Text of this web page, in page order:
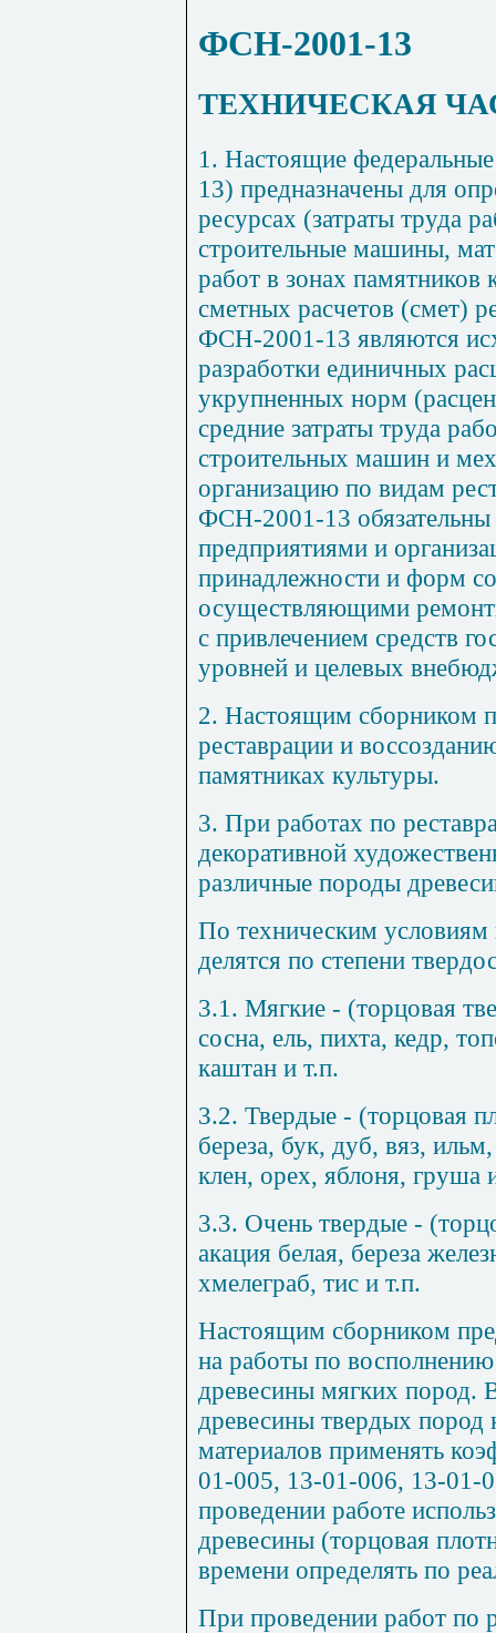
ФСН-2001-13
ТЕХНИЧЕСКАЯ
1. Настоящие
13) предназначены для
ресурсах (затраты труда
строительные машины,
работ в зонах памятников
сметных расчетов (смет)
ФСН-2001-13 являются
разработки единичных
укрупненных норм
средние затраты труда
строительных машин и
организацию по видам
ФСН-2001-13
предприятиями и
принадлежности и форм
осуществляющими ремон
с привлечением средств
уровней и целевых
2. Настоящим сборником
реставрации и
памятниках культуры.
3. При работах по
декоративной
различные породы
По техническим условиям
делятся по степени
3.1. Мягкие - (торцовая
сосна, ель, пихта, кедр,
каштан и т.п.
3.2. Твердые - (торцовая
береза, бук, дуб, вяз,
клен, орех, яблоня, груша
3.3. Очень твердые -
акация белая, береза
хмелеграб, тис и т.п.
Настоящим сборником
на работы по восполнению
древесины мягких пород.
древесины твердых пород
материалов применять
01-005, 13-01-006, 13-01-
проведении работе
древесины (торцовая
времени определять по
При проведении работ по